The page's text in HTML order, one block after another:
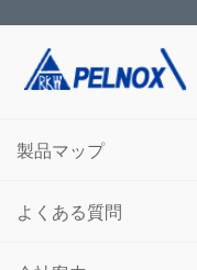
製品マップ
よくある質問